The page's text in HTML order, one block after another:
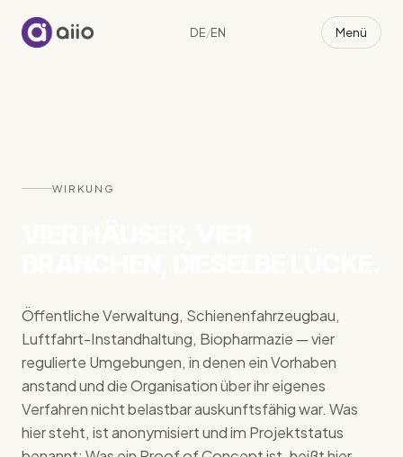
aiio
DE/EN Menü
WIRKUNG
Öffentliche Verwaltung, Schienenfahrzeugbau,
Luftfahrt-Instandhaltung, Biopharmazie — vier
regulierte Umgebungen, in denen ein Vorhaben
anstand und die Organisation über ihr eigenes
Verfahren nicht belastbar auskunftsfähig war. Was
hier steht, ist anonymisiert und im Projektstatus